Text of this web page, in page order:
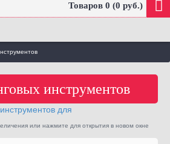
Товаров 0 (0 руб.)
инструментов
или нажмите для открытия в новом окне